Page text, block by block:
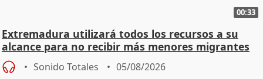
00:33
Extremadura utilizará todos los recursos a su
alcance para no recibir más menores migrantes
Sonido Totales 05/08/2026